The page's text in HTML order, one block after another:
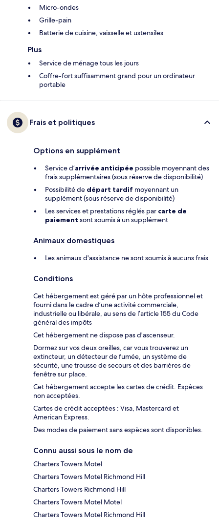
Micro-ondes
Grille-pain
Batterie de cuisine, vaisselle et ustensiles
Plus
Service de ménage tous les jours
Coffre-fort suffisamment grand pour un ordinateur
portable
Frais et politiques
Options en supplément
Service d’arrivée anticipée possible moyennant des
frais supplémentaires (sous réserve de disponibilité)
Possibilité de départ tardif moyennant un
supplément (sous réserve de disponibilité)
Les services et prestations réglés par carte de
paiement sont soumis à un supplément
Animaux domestiques
Les animaux d'assistance ne sont soumis à aucuns frais
Conditions
Cet hébergement est géré par un hôte professionnel et
fourni dans le cadre d’une activité commerciale,
industrielle ou libérale, au sens de l’article 155 du Code
général des impôts
Cet hébergement ne dispose pas d'ascenseur.
Dormez sur vos deux oreilles, car vous trouverez un
extincteur, un détecteur de fumée, un système de
sécurité, une trousse de secours et des barrières de
fenêtre sur place.
Cet hébergement accepte les cartes de crédit. Espèces
non acceptées.
Cartes de crédit acceptées : Visa, Mastercard et
American Express.
Des modes de paiement sans espèces sont disponibles.
Connu aussi sous le nom de
Charters Towers Motel
Charters Towers Motel Richmond Hill
Charters Towers Richmond Hill
Charters Towers Motel Motel
Charters Towers Motel Richmond Hill